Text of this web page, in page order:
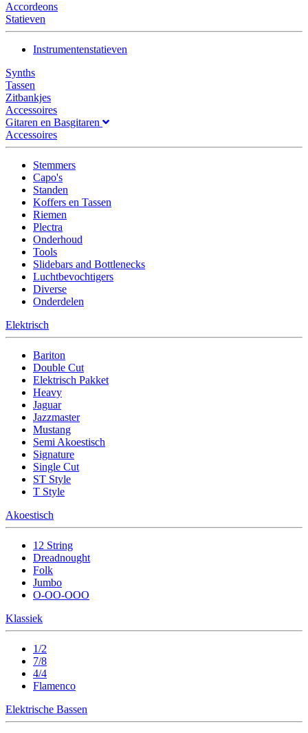
Accordeons
Statieven
Instrumentenstatieven
Synths
Tassen
Zitbankjes
Accessoires
Gitaren en Basgitaren
Accessoires
Stemmers
Capo's
Standen
Koffers en Tassen
Riemen
Plectra
Onderhoud
Tools
Slidebars and Bottlenecks
Luchtbevochtigers
Diverse
Onderdelen
Elektrisch
Bariton
Double Cut
Elektrisch Pakket
Heavy
Jaguar
Jazzmaster
Mustang
Semi Akoestisch
Signature
Single Cut
ST Style
T Style
Akoestisch
12 String
Dreadnought
Folk
Jumbo
O-OO-OOO
Klassiek
1/2
7/8
4/4
Flamenco
Elektrische Bassen